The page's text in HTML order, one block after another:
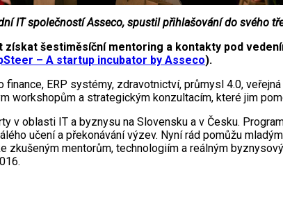
IT společností Asseco, spustil přihlašování do svého
šestiměsíční mentoring a kontakty pod
– A startup incubator by Asseco).
ERP systémy, zdravotnictví, průmysl 4.0,
workshopům a strategickým konzultacím, které jim
oblasti IT a byznysu na Slovensku a v Česku.
učení a překonávání výzev. Nyní rád pomůžu
mentorům, technologiím a reálným